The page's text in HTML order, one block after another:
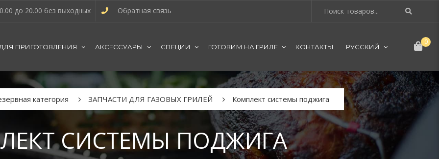
до 20.00 без выходных Обратная связь
ПРИГОТОВЛЕНИЯ АКСЕССУАРЫ СПЕЦИИ ГОТОВИМ НА ГРИЛЕ КОНТАКТЫ РУССКИЙ
0
СИСТЕМЫ ПОДЖИГА
категория ЗАПЧАСТИ ДЛЯ ГАЗОВЫХ ГРИЛЕЙ Комплект системы поджига